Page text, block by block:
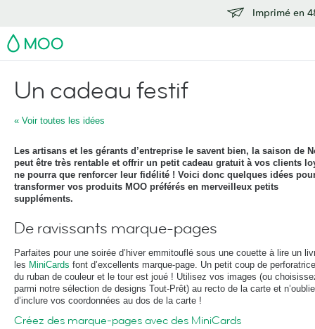
Imprimé en
MOO
Un cadeau festif
« Voir toutes les idées
Les artisans et les gérants d’entreprise le savent bien, la saison de
peut être très rentable et offrir un petit cadeau gratuit à vos clients
ne pourra que renforcer leur fidélité ! Voici donc quelques idées
transformer vos produits MOO préférés en merveilleux petits
suppléments.
De ravissants marque-pages
Parfaites pour une soirée d’hiver emmitouflé sous une couette à lire un
les MiniCards font d’excellents marque-page. Un petit coup de
du ruban de couleur et le tour est joué ! Utilisez vos images (ou
parmi notre sélection de designs Tout-Prêt) au recto de la carte et
d’inclure vos coordonnées au dos de la carte !
Créez des marque-pages avec des MiniCards